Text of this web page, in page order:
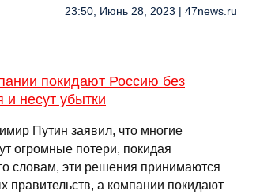
23:50, Июнь 28, 2023 | 47news.ru
покидают Россию без
и несут убытки
Путин заявил, что многие
огромные потери, покидая
словам, эти решения принимаются
правительств, а компании покидают